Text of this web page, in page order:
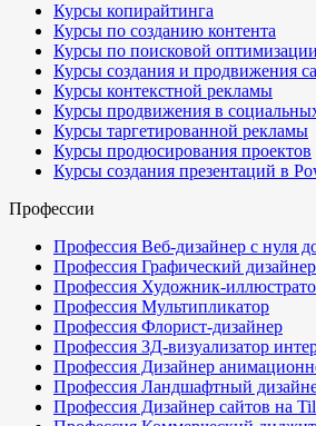
Курсы копирайтинга
Курсы по созданию контента
Курсы по поисковой
Курсы создания и продвижения
Курсы контекстной рекламы
Курсы продвижения в
Курсы таргетированной рекламы
Курсы продюсирования проектов
Курсы создания презентаций в
Профессии
Профессия Веб-дизайнер с нуля
Профессия Графический дизайнер
Профессия Художник-
Профессия Мультипликатор
Профессия Флорист-дизайнер
Профессия 3Д-визуализатор
Профессия Дизайнер
Профессия Ландшафтный
Профессия Дизайнер сайтов на